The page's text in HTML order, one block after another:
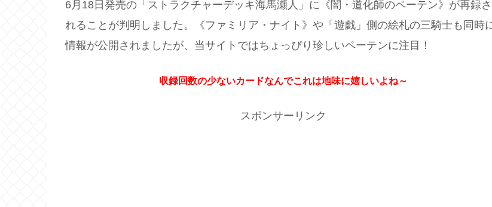
6月18日発売の「ストラクチャーデッキ海馬瀬人」に《闇・道化師のペーテン》が再録さ
れることが判明しました。《ファミリア・ナイト》や「遊戯」側の絵札の三騎士も同時
情報が公開されましたが、当サイトではちょっぴり珍しいペーテンに注目！
収録回数の少ないカードなんでこれは地味に嬉しいよね～
スポンサーリンク